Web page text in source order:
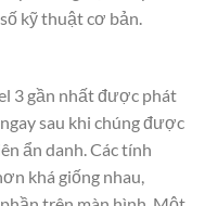
kỹ thuật cơ bản.
3 gần nhất được phát
sau khi chúng được
ẩn danh. Các tính
khá giống nhau,